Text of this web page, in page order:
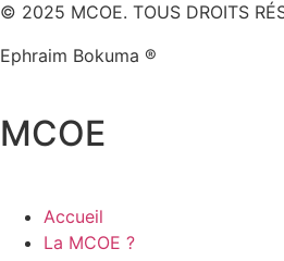
© 2025 MCOE. TOUS DROITS
Ephraim Bokuma ®
MCOE
Accueil
La MCOE ?